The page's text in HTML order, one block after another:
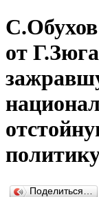
С.Обухов
от
Поделиться…